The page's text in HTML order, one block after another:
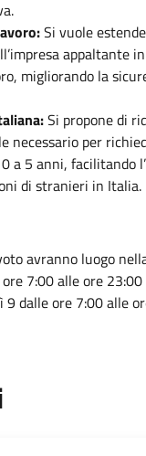
Si vuole
appaltante
migliorando la
Si propone di
necessario per
a 5 anni, facilitando
di stranieri in Italia.
avranno luogo
7:00 alle ore
dalle ore 7:00 alle